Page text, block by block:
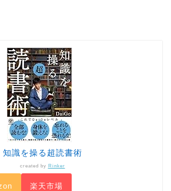
知識を操る超読書術
created by Rinker
楽天市場